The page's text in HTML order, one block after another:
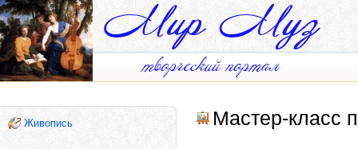
Живопись Мастер-класс